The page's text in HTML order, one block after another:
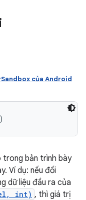
của Android
bản trình bày
Ví dụ: nếu đối
dữ liệu đầu ra của
int) , thì giá trị